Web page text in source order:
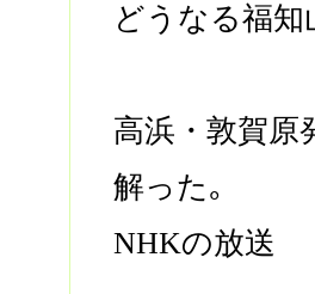
どうなる福知
高浜・敦賀原
解った｡
NHKの放送